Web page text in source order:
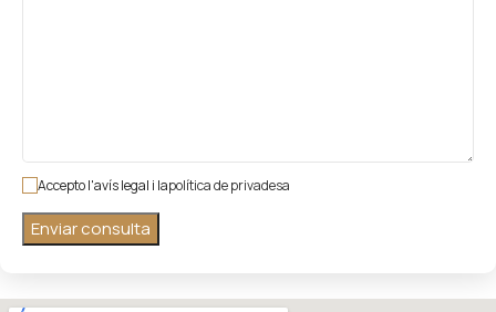
Accepto l'avís legal i lapolítica de privadesa
Enviar consulta